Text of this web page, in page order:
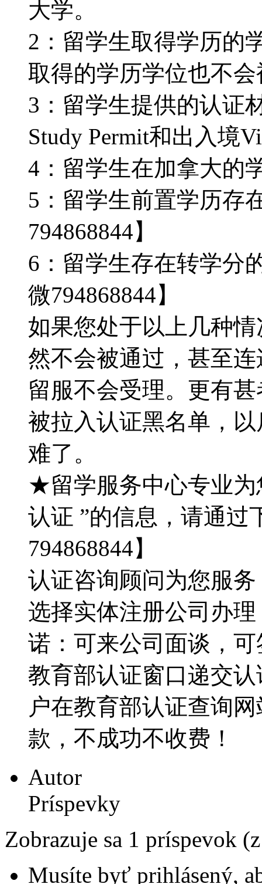
大学。
2：留学生取得学历的
取得的学历学位也不会
3：留学生提供的认证
Study Permit和出入境
4：留学生在加拿大的
5：留学生前置学历存
794868844】
6：留学生存在转学分
微794868844】
如果您处于以上几种
然不会被通过，甚至
留服不会受理。更有
被拉入认证黑名单，
难了。
★留学服务中心专业为
认证 ”的信息，请通过
794868844】
认证咨询顾问为您服务
选择实体注册公司办
诺：可来公司面谈，
教育部认证窗口递交认
户在教育部认证查询
款，不成功不收费！
Autor
Príspevky
Zobrazuje sa 1 príspevok
Musíte byť prihlásený,